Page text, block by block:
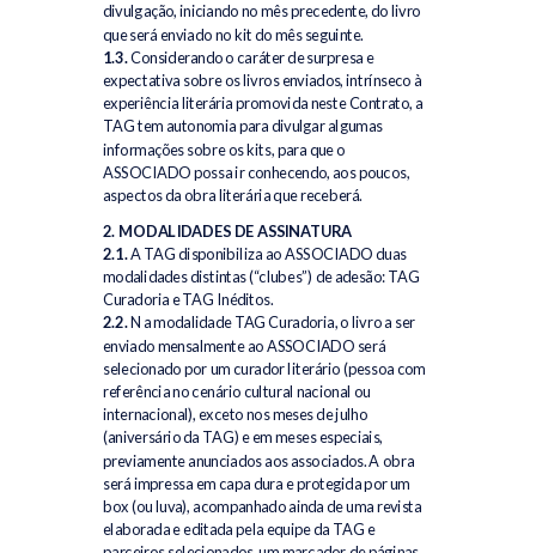
divulgação, iniciando no mês precedente, do livro
que será enviado no kit do mês seguinte.
1.3.Considerando o caráter de surpresa e
expectativa sobre os livros enviados, intrínseco à
experiência literária promovida neste Contrato, a
TAG tem autonomia para divulgar algumas
informações sobre os kits, para que o
ASSOCIADO possa ir conhecendo, aos poucos,
aspectos da obra literária que receberá.
2. MODALIDADES DE ASSINATURA
2.1.A TAG disponibiliza ao ASSOCIADO duas
modalidades distintas (“clubes”) de adesão: TAG
Curadoria e TAG Inéditos.
2.2.Na modalidade TAG Curadoria, o livro a ser
enviado mensalmente ao ASSOCIADO será
selecionado por um curador literário (pessoa com
referência no cenário cultural nacional ou
internacional), exceto nos meses de julho
(aniversário da TAG) e em meses especiais,
previamente anunciados aos associados. A obra
será impressa em capa dura e protegida por um
box (ou luva), acompanhado ainda de uma revista
elaborada e editada pela equipe da TAG e